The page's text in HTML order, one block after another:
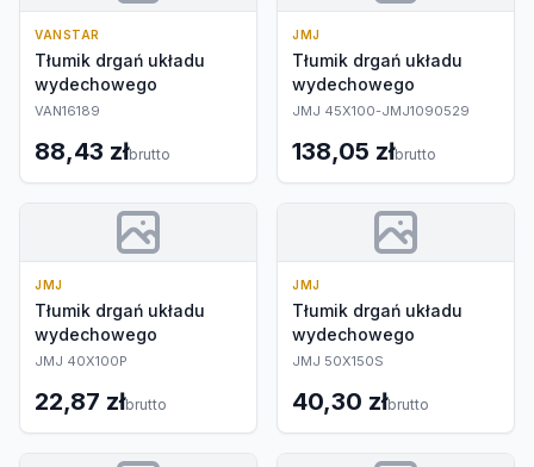
VANSTAR
Tłumik drgań układu
wydechowego
VAN16189
88,43 złbrutto
JMJ
Tłumik drgań układu
wydechowego
JMJ 45X100-JMJ1090529
138,05 złbrutto
JMJ
Tłumik drgań układu
wydechowego
JMJ 40X100P
22,87 złbrutto
JMJ
Tłumik drgań układu
wydechowego
JMJ 50X150S
40,30 złbrutto